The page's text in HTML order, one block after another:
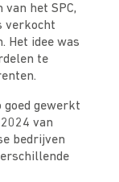
het SPC,
verkocht
Het idee was
te
goed gewerkt
van
bedrijven